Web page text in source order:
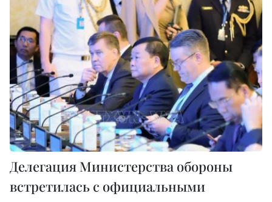
Делегация Министерства обороны
встретилась с официальными